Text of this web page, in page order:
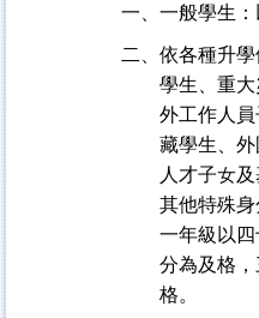
一、一般學生：
二、依各種升
學生、重
外工作人
藏學生、
人才子女
其他特殊身
一年級以
分為及格
格。